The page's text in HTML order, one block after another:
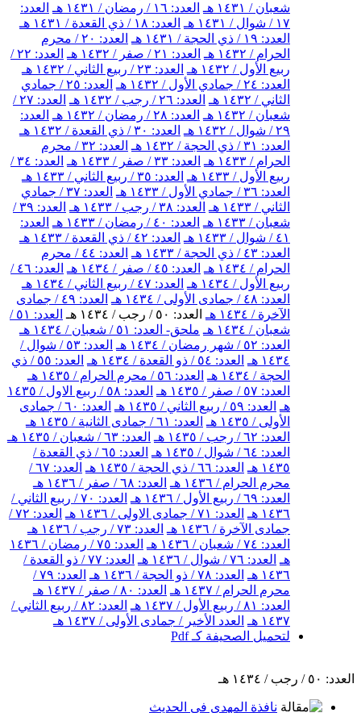
شعبان / ١٤٣١ هـ
العدد: ١٦ / رمضان / ١٤٣١ هـ
العدد:
١٧ / شوال / ١٤٣١ هـ
العدد: ١٨ / ذي القعدة / ١٤٣١ هـ
العدد: ١٩ / ذي الحجة / ١٤٣١ هـ
العدد: ٢٠ / محرم
الحرام / ١٤٣٢ هـ
العدد: ٢١ / صفر / ١٤٣٢ هـ
العدد: ٢٢ /
ربيع الأول / ١٤٣٢ هـ
العدد: ٢٣ / ربيع الثاني / ١٤٣٢ هـ
العدد: ٢٤ / جمادي الأول / ١٤٣٢ هـ
العدد: ٢٥ / جمادي
الثاني / ١٤٣٢ هـ
العدد: ٢٦ / رجب / ١٤٣٢ هـ
العدد: ٢٧ /
شعبان / ١٤٣٢ هـ
العدد: ٢٨ / رمضان / ١٤٣٢ هـ
العدد:
٢٩ / شوال / ١٤٣٢ هـ
العدد: ٣٠ / ذي القعدة / ١٤٣٢ هـ
العدد: ٣١ / ذي الحجة / ١٤٣٢ هـ
العدد: ٣٢ / محرم
الحرام / ١٤٣٣ هـ
العدد: ٣٣ / صفر / ١٤٣٣ هـ
العدد: ٣٤ /
ربيع الأول / ١٤٣٣ هـ
العدد: ٣٥ / ربيع الثاني / ١٤٣٣ هـ
العدد: ٣٦ / جمادي الأول / ١٤٣٣ هـ
العدد: ٣٧ / جمادي
الثاني / ١٤٣٣ هـ
العدد: ٣٨ / رجب / ١٤٣٣ هـ
العدد: ٣٩ /
شعبان / ١٤٣٣ هـ
العدد: ٤٠ / رمضان / ١٤٣٣ هـ
العدد:
٤١ / شوال / ١٤٣٣ هـ
العدد: ٤٢ / ذي القعدة / ١٤٣٣ هـ
العدد: ٤٣ / ذي الحجة / ١٤٣٣ هـ
العدد: ٤٤ / محرم
الحرام / ١٤٣٤ هـ
العدد: ٤٥ / صفر / ١٤٣٤ هـ
العدد: ٤٦ /
ربيع الأول / ١٤٣٤ هـ
العدد: ٤٧ / ربيع الثاني / ١٤٣٤ هـ
العدد: ٤٨ / جمادى الأولى / ١٤٣٤ هـ
العدد: ٤٩ / جمادى
الآخرة / ١٤٣٤ هـ
العدد: ٥٠ / رجب / ١٤٣٤ هـ
العدد: ٥١ /
شعبان / ١٤٣٤ هـ
ملحق- العدد: ٥١ / شعبان / ١٤٣٤ هـ
العدد: ٥٢ / شهر رمضان / ١٤٣٤ هـ
العدد: ٥٣ / شوال /
١٤٣٤ هـ
العدد: ٥٤ / ذو القعدة / ١٤٣٤ هـ
العدد: ٥٥ / ذي
الحجة / ١٤٣٤ هـ
العدد: ٥٦ / محرم الحرام / ١٤٣٥ هـ
العدد: ٥٧ / صفر / ١٤٣٥ هـ
العدد: ٥٨ / ربيع الاول / ١٤٣٥
هـ العدد: ٥٩ / ربيع الثاني / ١٤٣٥ هـ
العدد: ٦٠ / جمادى
الأولى / ١٤٣٥ هـ
العدد: ٦١ / جمادى الثانية / ١٤٣٥ هـ
العدد: ٦٢ / رجب / ١٤٣٥ هـ
العدد: ٦٣ / شعبان / ١٤٣٥ هـ
العدد: ٦٤ / شوال / ١٤٣٥ هـ
العدد: ٦٥ / ذي القعدة /
١٤٣٥ هـ
العدد: ٦٦ / ذي الحجة / ١٤٣٥ هـ
العدد: ٦٧ /
محرم الحرام / ١٤٣٦ هـ
العدد: ٦٨ / صفر / ١٤٣٦ هـ
العدد: ٦٩ / ربيع الأول / ١٤٣٦ هـ
العدد: ٧٠ / ربيع الثاني /
١٤٣٦ هـ
العدد: ٧١ / جمادى الاولى / ١٤٣٦ هـ
العدد: ٧٢ /
جمادى الآخرة / ١٤٣٦ هـ
العدد: ٧٣ / رجب / ١٤٣٦ هـ
العدد: ٧٤ / شعبان / ١٤٣٦ هـ
العدد: ٧٥ / رمضان / ١٤٣٦
هـ العدد: ٧٦ / شوال / ١٤٣٦ هـ
العدد: ٧٧ / ذو القعدة /
١٤٣٦ هـ
العدد: ٧٨ / ذو الحجة / ١٤٣٦ هـ
العدد: ٧٩ /
محرم الحرام / ١٤٣٧ هـ
العدد: ٨٠ / صفر / ١٤٣٧ هـ
العدد: ٨١ / ربيع الأول / ١٤٣٧ هـ
العدد: ٨٢ / ربيع الثاني /
١٤٣٧ هـ
العدد الأخير / جمادى الأولى / ١٤٣٧ هـ
لتحميل الصحيفة كـ Pdf
العدد: ٥٠ / رجب / ١٤٣٤ هـ
نافذة المهدي في الحديث